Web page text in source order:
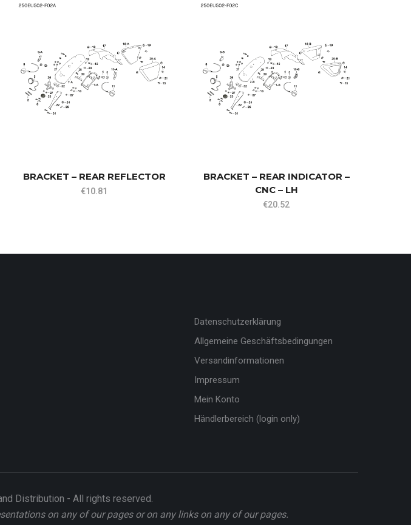
BRACKET – REAR REFLECTOR
€10.81
BRACKET – REAR INDICATOR –
CNC – LH
€20.52
Datenschutzerklärung
Allgemeine Geschäftsbedingungen
Versandinformationen
Impressum
Mein Konto
Händlerbereich (login only)
Distribution - All rights reserved.
on any of our pages or on any links on any of our pages.